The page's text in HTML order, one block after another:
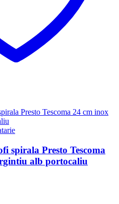
spirala Presto Tescoma
alb portocaliu